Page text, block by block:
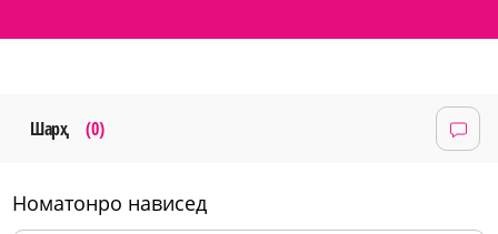
Шарҳ (0)
номатонро нависед